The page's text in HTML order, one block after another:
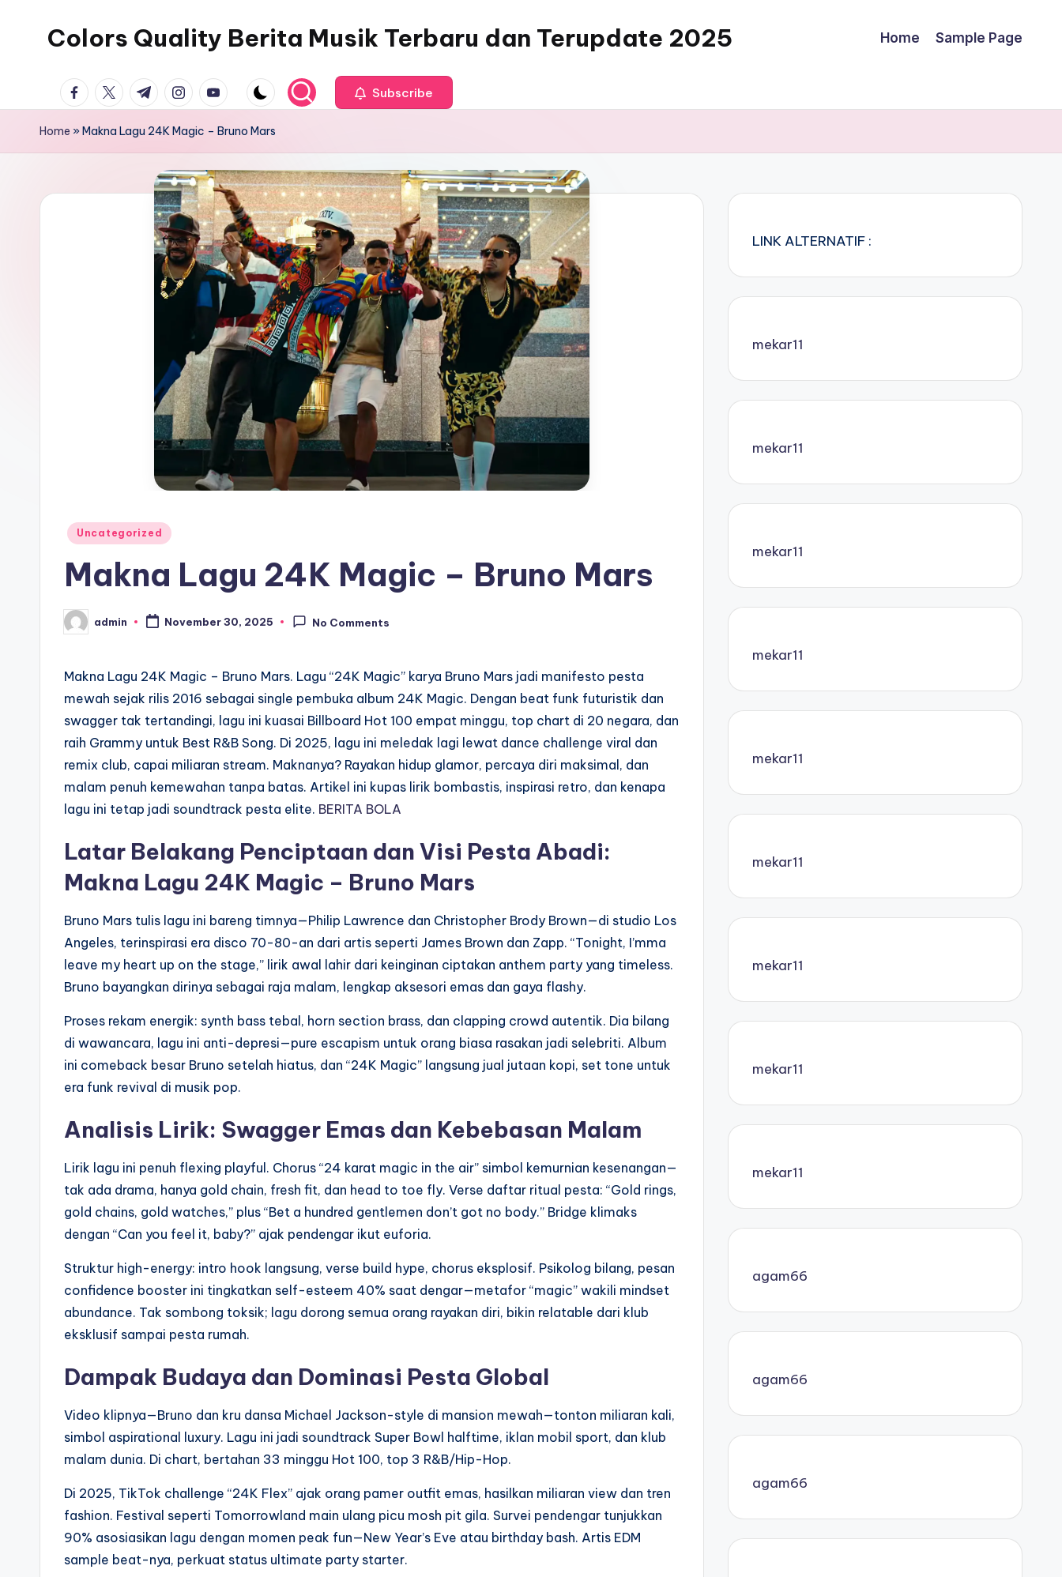
Colors Quality Berita Musik Terbaru dan Terupdate 2025 Home Sample Page
facebook.com
twitter.com
t.me instagram.com
youtube.com Subscribe
Home »Makna Lagu 24K Magic – Bruno Mars
Posted
Uncategorized
Makna Lagu 24K Magic – Bruno Mars
Posted
by
admin November 30, 2025 No Comments
Makna Lagu 24K Magic – Bruno Mars. Lagu “24K Magic” karya Bruno Mars jadi manifesto pesta
mewah sejak rilis 2016 sebagai single pembuka album 24K Magic. Dengan beat funk futuristik dan
swagger tak tertandingi, lagu ini kuasai Billboard Hot 100 empat minggu, top chart di 20 negara, dan
raih Grammy untuk Best R&B Song. Di 2025, lagu ini meledak lagi lewat dance challenge viral dan
remix club, capai miliaran stream. Maknanya? Rayakan hidup glamor, percaya diri maksimal, dan
malam penuh kemewahan tanpa batas. Artikel ini kupas lirik bombastis, inspirasi retro, dan kenapa
lagu ini tetap jadi soundtrack pesta elite. BERITA BOLA
Latar Belakang Penciptaan dan Visi Pesta Abadi:
Makna Lagu 24K Magic – Bruno Mars
Bruno Mars tulis lagu ini bareng timnya—Philip Lawrence dan Christopher Brody Brown—di studio Los
Angeles, terinspirasi era disco 70-80-an dari artis seperti James Brown dan Zapp. “Tonight, I’mma
leave my heart up on the stage,” lirik awal lahir dari keinginan ciptakan anthem party yang timeless.
Bruno bayangkan dirinya sebagai raja malam, lengkap aksesori emas dan gaya flashy.
Proses rekam energik: synth bass tebal, horn section brass, dan clapping crowd autentik. Dia bilang
di wawancara, lagu ini anti-depresi—pure escapism untuk orang biasa rasakan jadi selebriti. Album
ini comeback besar Bruno setelah hiatus, dan “24K Magic” langsung jual jutaan kopi, set tone untuk
era funk revival di musik pop.
Analisis Lirik: Swagger Emas dan Kebebasan Malam
Lirik lagu ini penuh flexing playful. Chorus “24 karat magic in the air” simbol kemurnian kesenangan—
tak ada drama, hanya gold chain, fresh fit, dan head to toe fly. Verse daftar ritual pesta: “Gold rings,
gold chains, gold watches,” plus “Bet a hundred gentlemen don’t got no body.” Bridge klimaks
dengan “Can you feel it, baby?” ajak pendengar ikut euforia.
Struktur high-energy: intro hook langsung, verse build hype, chorus eksplosif. Psikolog bilang, pesan
confidence booster ini tingkatkan self-esteem 40% saat dengar—metafor “magic” wakili mindset
abundance. Tak sombong toksik; lagu dorong semua orang rayakan diri, bikin relatable dari klub
eksklusif sampai pesta rumah.
Dampak Budaya dan Dominasi Pesta Global
Video klipnya—Bruno dan kru dansa Michael Jackson-style di mansion mewah—tonton miliaran kali,
simbol aspirational luxury. Lagu ini jadi soundtrack Super Bowl halftime, iklan mobil sport, dan klub
malam dunia. Di chart, bertahan 33 minggu Hot 100, top 3 R&B/Hip-Hop.
Di 2025, TikTok challenge “24K Flex” ajak orang pamer outfit emas, hasilkan miliaran view dan tren
fashion. Festival seperti Tomorrowland main ulang picu mosh pit gila. Survei pendengar tunjukkan
90% asosiasikan lagu dengan momen peak fun—New Year’s Eve atau birthday bash. Artis EDM
sample beat-nya, perkuat status ultimate party starter.
LINK ALTERNATIF :
mekar11
mekar11
mekar11
mekar11
mekar11
mekar11
mekar11
mekar11
mekar11
agam66
agam66
agam66